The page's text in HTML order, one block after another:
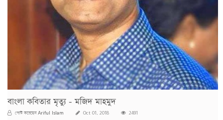
বাংলা কবিতার মৃত্যু - মজিদ মাহমুদ
পোস্ট করেছেনAriful Islam Oct 01, 2018 2491